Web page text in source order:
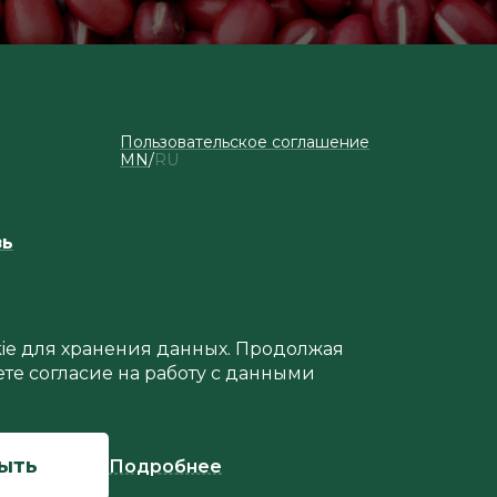
Пользовательское соглашение
MN RU
для хранения данных. Продолжая
согласие на работу с данными
Подробнее